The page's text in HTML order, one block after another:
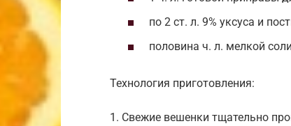
по 2 ст. л. 9% уксуса и
половина ч. л. мелкой
Технология приготовления:
1. Свежие вешенки тщательно